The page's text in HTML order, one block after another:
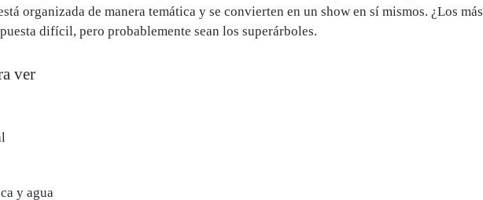
organizada de manera temática y se convierten en un show en sí mismos. ¿Los más
difícil, pero probablemente sean los superárboles.
ver
y agua